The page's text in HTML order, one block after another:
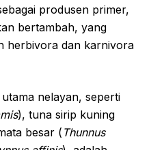
produsen primer,
bertambah, yang
herbivora dan karnivora
nelayan, seperti
), tuna sirip kuning
besar (Thunnus